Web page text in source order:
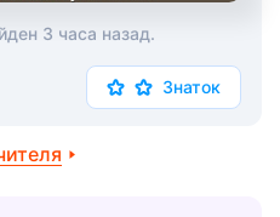
3 часа назад.
Знаток